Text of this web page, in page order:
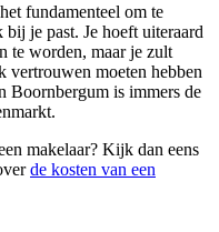
fundamenteel om te
je past. Je hoeft uiteraard
te worden, maar je zult
vertrouwen moeten hebben
Boornbergum is immers de
makelaar? Kijk dan eens
de kosten van een